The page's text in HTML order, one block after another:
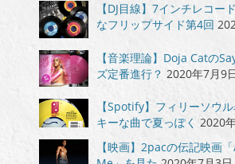
【DJ目線】7インチレコー
なフリップサイド第4回
【音楽理論】Doja Catの
ズ定番進行？ 2020年7月9
【Spotify】フィリーソウ
キーな曲で夏っぽく 2020
【映画】2pacの伝記映画